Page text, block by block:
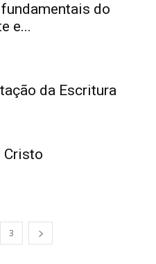
do
e...
da Escritura
Cristo
3